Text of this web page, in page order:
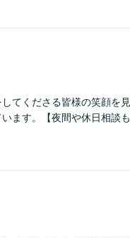
てくださる皆様の笑顔を
ます。【夜間や休日相談